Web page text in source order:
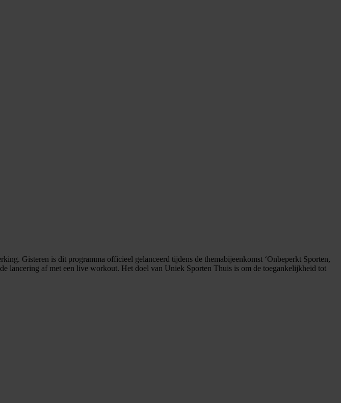
Gisteren is dit programma officieel gelanceerd tijdens de themabijeenkomst ‘Onbeperkt Sporten,
lancering af met een live workout. Het doel van Uniek Sporten Thuis is om de toegankelijkheid tot